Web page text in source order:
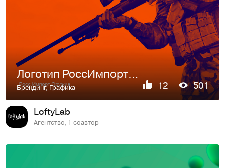
Логотип РоссИмпортОружие
Брендинг,Графика 12 501
LoftyLab
Агентство, 1 соавтор